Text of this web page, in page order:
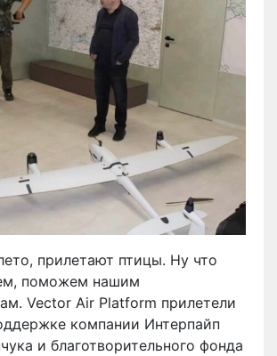
прилетают птицы. Ну что
поможем нашим
Vector Air Platform прилетели
компании Интерпайп
и благотворительного фонда